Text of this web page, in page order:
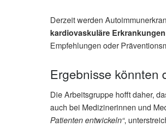
Derzeit werden
kardiovaskuläre Erkrankungen
Empfehlungen oder
Ergebnisse könnten
Die Arbeitsgruppe hofft daher,
auch bei Medizinerinnen und
Patienten entwickeln“,